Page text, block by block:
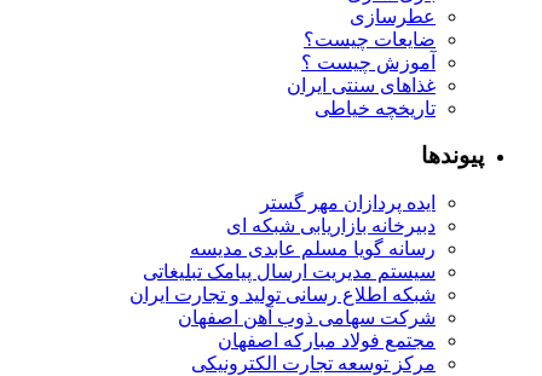
عطرسازی
ضایعات چیست؟
آموزش چیست ؟
غذاهای سنتی ایران
تاریخچه خیاطی
پیوندها
ایده پردازان مهر گستر
دبیرخانه بازاریابی شبکه ای
رسانه گویا مسلم عابدی مدیسه
سیستم مدیریت ارسال پیامک تبلیغاتی
شبکه اطلاع رسانی تولید و تجارت ایران
شرکت سهامی ذوب آهن اصفهان
مجتمع فولاد مبارکه اصفهان
مرکز توسعه تجارت الکترونیکی